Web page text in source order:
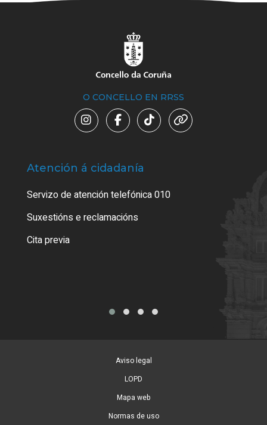
O CONCELLO EN RRSS
Atención á cidadanía
Servizo de atención telefónica 010
Suxestións e reclamacións
Cita previa
Aviso legal
LOPD
Mapa web
Normas de uso